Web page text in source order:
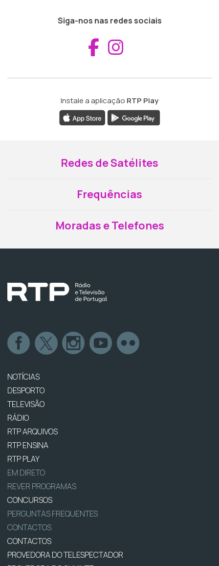
Siga-nos nas redes sociais
Aceder ao
Instale a aplicação RTP Play
Redes de Satélites
Frequências
Moradas e Telefones
NOTÍCIAS
DESPORTO
TELEVISÃO
RÁDIO
RTP ARQUIVOS
RTP ENSINA
RTP PLAY
EM DIRETO
REVER PROGRAMAS
CONCURSOS
PERGUNTAS FREQUENTES
CONTACTOS
CONTACTOS
PROVEDORA DO TELESPECTADOR